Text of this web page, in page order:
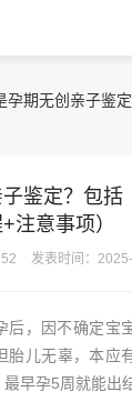
孕期无创亲子鉴
鉴定？包括
注意事项）
发表时间：
，因不确定宝宝
胎儿无辜，本
早孕5周就能出